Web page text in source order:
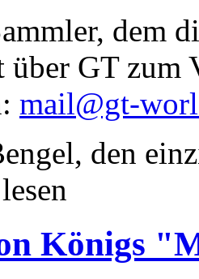
dem
über GT zum
mail@gt-
den
Königs